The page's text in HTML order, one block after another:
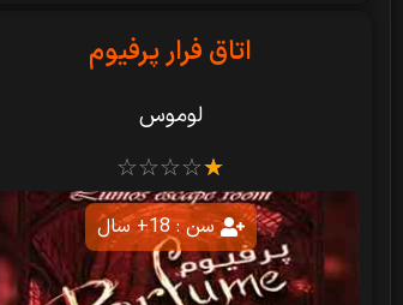
اتاق فرار پرفیوم
لوموس
☆
☆
☆
☆
☆
سن : 18+ سال